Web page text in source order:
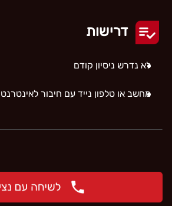
דרישות
לא נדרש ניסיון קודם
מחשב או טלפון נייד עם חיבור לאינטרנט